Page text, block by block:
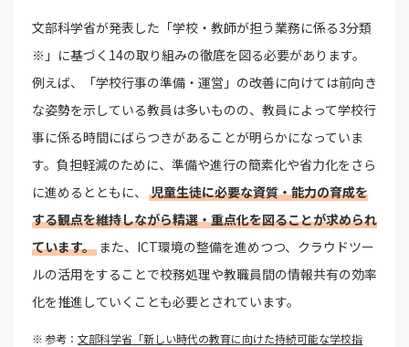
文部科学省が発表した「学校・教師が担う業務に係る3分類
※」に基づく14の取り組みの徹底を図る必要があります。
例えば、「学校行事の準備・運営」の改善に向けては前向き
な姿勢を示している教員は多いものの、教員によって学校行
事に係る時間にばらつきがあることが明らかになっていま
す。負担軽減のために、準備や進行の簡素化や省力化をさら
に進めるとともに、
児童生徒に必要な資質・能力の育成を
する観点を維持しながら精選・重点化を図ることが求められ
ています。 また、ICT環境の整備を進めつつ、クラウドツー
ルの活用をすることで校務処理や教職員間の情報共有の効率
化を推進していくことも必要とされています。
参考：文部科学省「新しい時代の教育に向けた持続可能な学校指